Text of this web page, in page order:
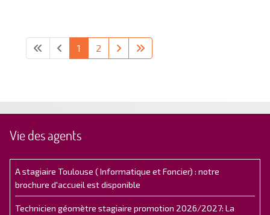
1 2
Vie des agents
A stagiaire Toulouse ( Informatique et Foncier) : notre
brochure d'accueil est disponible
Technicien géomètre stagiaire promotion 2026/2027: La